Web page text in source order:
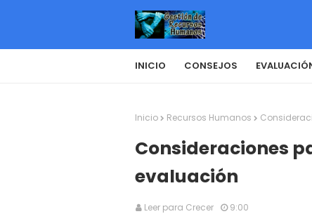
INICIO CONSEJOS
Inicio Recursos Humanos
Consideraciones
evaluación
Leer para Crecer 9:00